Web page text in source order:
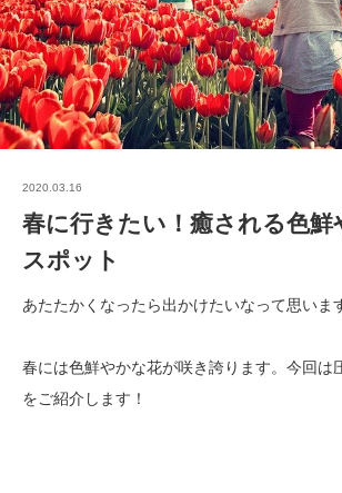
2020.03.16
春に行きたい！癒される色鮮
スポット
あたたかくなったら出かけたいなって思いま
春には色鮮やかな花が咲き誇ります。今回は
をご紹介します！